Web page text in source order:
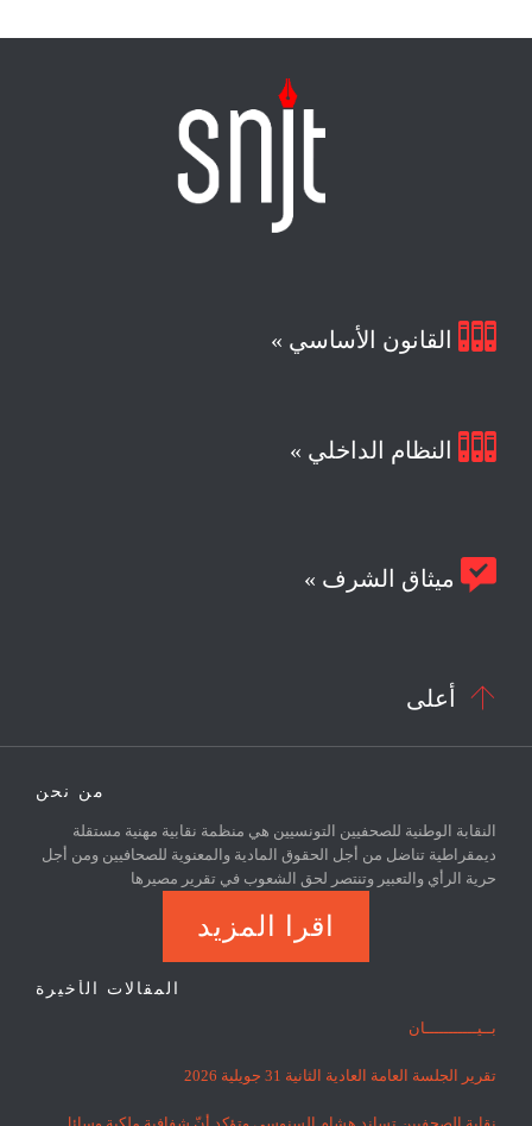
 القانون الأساسي »
 النظام الداخلي »
 ميثاق الشرف »
 أعلى
من نحن
النقابة الوطنية للصحفيين التونسيين هي منظمة نقابية مهنية مستقلة
ديمقراطية تناضل من أجل الحقوق المادية والمعنوية للصحافيين ومن أجل
حرية الرأي والتعبير وتنتصر لحق الشعوب في تقرير مصيرها
اقرا المزيد
المقالات الأخيرة
بــيـــــــــــان
تقرير الجلسة العامة العادية الثانية 31 جويلية 2026